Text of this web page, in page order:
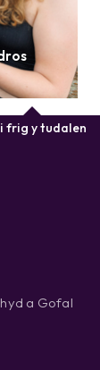
a Gofal
frig y tudalen